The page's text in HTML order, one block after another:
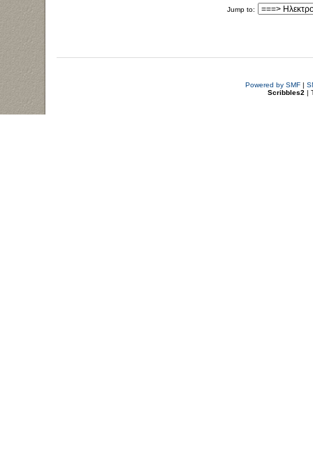
Jump to:
Powered by SMF|
Scribbles2 |